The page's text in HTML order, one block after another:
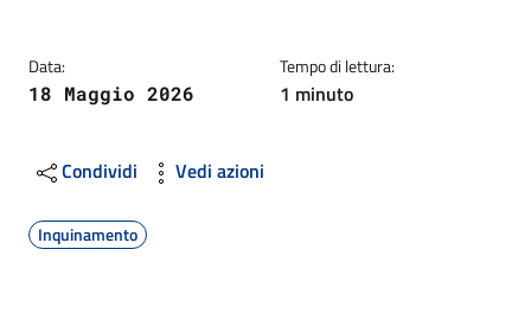
Data:
18 Maggio 2026
Tempo di lettura:
1 minuto
Condividi Vedi azioni
Inquinamento